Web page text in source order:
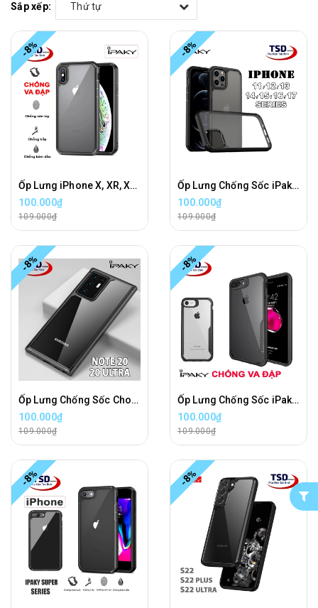
Sắp xếp: Thứ tự
-8%
Ốp Lưng iPhone X, XR, XS, XS MAX Chống Sốc iPaky Chính Hãng Cao Cấp
100.000₫
109.000₫
-8%
Ốp Lưng Chống Sốc iPaky Cho iPhone 11, 12, 13, 14, 15, 16, 17 Series Chính Hãng
100.000₫
109.000₫
-8%
Ốp Lưng Chống Sốc Cho Samsung Note 20, Note 20 Ultra Chính Hãng iPaky
100.000₫
109.000₫
-8%
Ốp Lưng Chống Sốc iPaky iPhone 7, 8, SE2020, SE2022, 7 Plus, 8 Plus Chính Hãng
100.000₫
109.000₫
-8% -8%